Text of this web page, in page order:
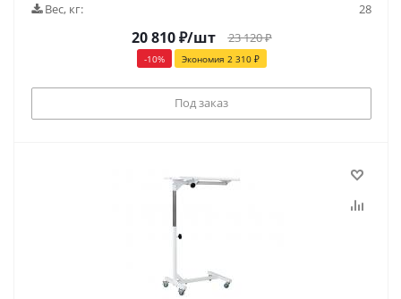
Вес, кг:
28
20 810₽/шт 23 120₽
-10% Экономия 2 310₽
Под заказ